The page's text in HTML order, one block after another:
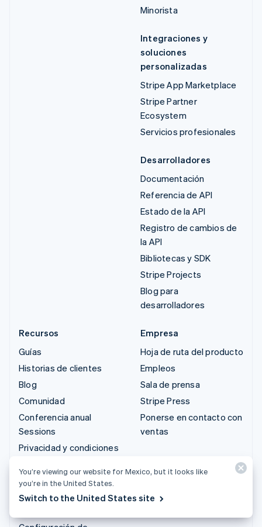
Minorista
Integraciones y
soluciones
personalizadas
Stripe App Marketplace
Stripe Partner
Ecosystem
Servicios profesionales
Desarrolladores
Documentación
Referencia de API
Estado de la API
Registro de cambios de
la API
Bibliotecas y SDK
Stripe Projects
Blog para
desarrolladores
Recursos
Guías
Historias de clientes
Blog
Comunidad
Conferencia anual
Sessions
Privacidad y condiciones
prohibidas
Licencias
Empresa
Hoja de ruta del producto
Empleos
Sala de prensa
Stripe Press
Ponerse en contacto con
ventas
You’re viewing our website for Mexico, but it looks like
you’re in the United States.
Switch to the United States site